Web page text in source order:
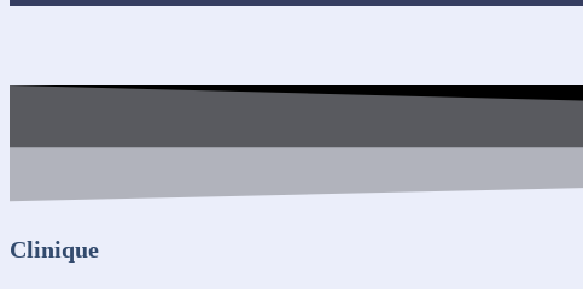
Clinique